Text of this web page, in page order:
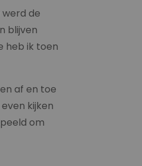
de
blijven
heb ik toen
af en toe
kijken
om